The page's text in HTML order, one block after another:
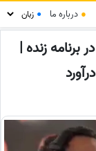
● درباره ما ●
زنده |